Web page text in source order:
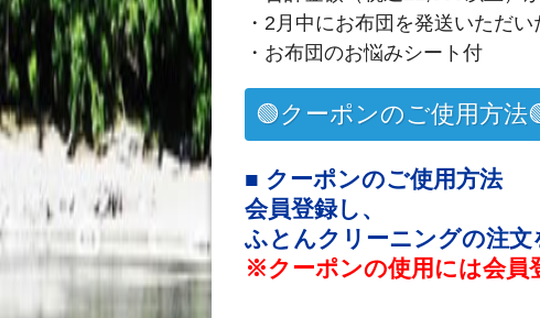
・2月中にお布団を発送いただ
・お布団のお悩みシート付
🟢クーポンのご使用方法
■ クーポンのご使用方法
会員登録し、
ふとんクリーニングの注文
※クーポンの使用には会員